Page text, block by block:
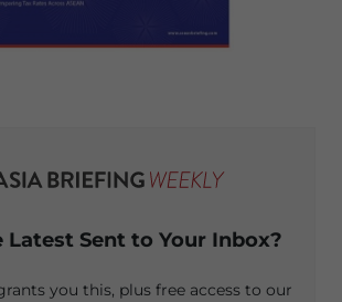
Latest Sent to Your Inbox?
you this, plus free access to our